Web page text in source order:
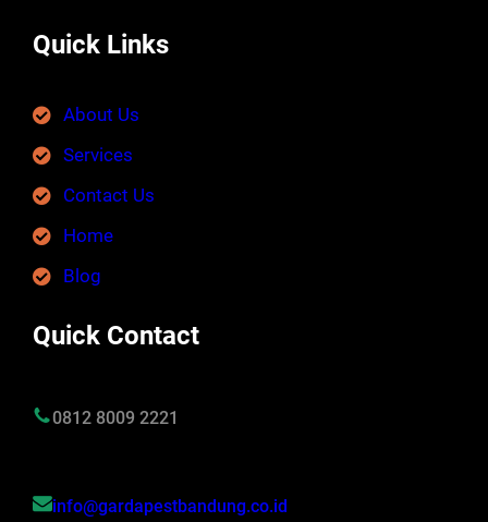
Quick Links
About Us
Services
Contact Us
Home
Blog
Quick Contact
0812 8009 2221
info@gardapestbandung.co.id